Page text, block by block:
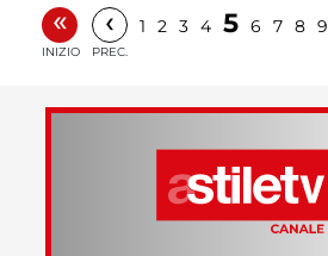
«
INIZIO
‹
PREC.
1 2 3 4 5 6 7 8 9